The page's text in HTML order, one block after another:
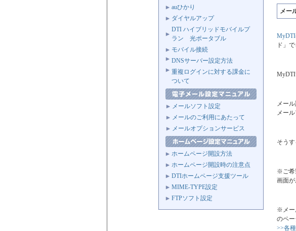
auひかり
ダイヤルアップ
DTI ハイブリッドモバイルプ
ラン 光ポータブル
モバイル接続
DNSサーバー設定方法
重複ログインに対する課金に
ついて
メールソフト設定
メールのご利用にあたって
メールオプションサービス
ホームページ開設方法
ホームページ開設時の注意点
DTIホームページ支援ツール
MIME-TYPE設定
FTPソフト設定
メー
MyDTI
ド」
MyDTI
メー
メー
そう
※ご希
画面
※メー
のペー
>>各